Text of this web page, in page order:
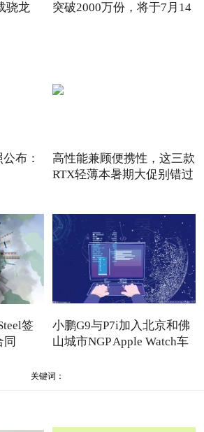
骁龙
突破2000万份，将于7月14
布：
高性能兼顾便携性，这三款
RTX轻薄本暑期大促别错过
签
同
小鹏G9与P7i加入北京和佛
山城市NGP Apple Watch车
关键词：